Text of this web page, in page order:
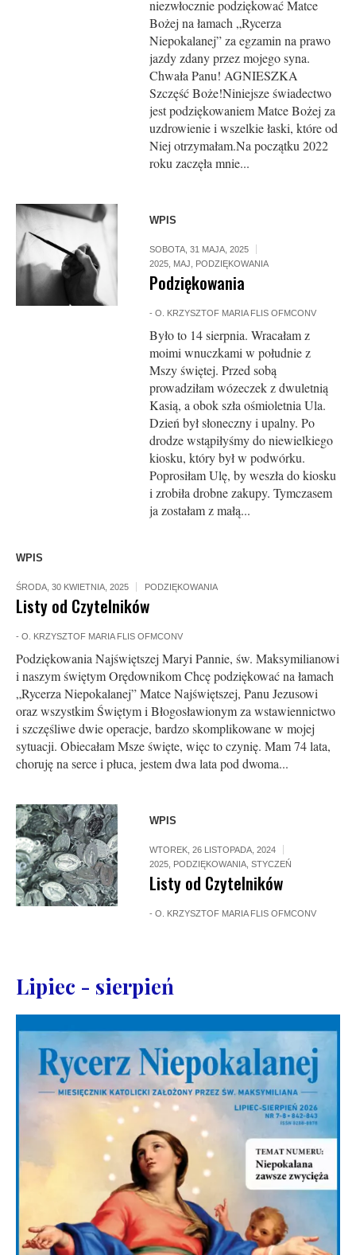
niezwłocznie podziękować Matce
Bożej na łamach „Rycerza
Niepokalanej” za egzamin na prawo
jazdy zdany przez mojego syna.
Chwała Panu! AGNIESZKA
Szczęść Boże!Niniejsze świadectwo
jest podziękowaniem Matce Bożej za
uzdrowienie i wszelkie łaski, które od
Niej otrzymałam.Na początku 2022
roku zaczęła mnie...
WPIS
SOBOTA, 31 MAJA, 2025
2025 MAJ PODZIĘKOWANIA
Podziękowania
-O. KRZYSZTOF MARIA FLIS OFMCONV
Było to 14 sierpnia. Wracałam z
moimi wnuczkami w południe z
Mszy świętej. Przed sobą
prowadziłam wózeczek z dwuletnią
Kasią, a obok szła ośmioletnia Ula.
Dzień był słoneczny i upalny. Po
drodze wstąpiłyśmy do niewielkiego
kiosku, który był w podwórku.
Poprosiłam Ulę, by weszła do kiosku
i zrobiła drobne zakupy. Tymczasem
ja zostałam z małą...
WPIS
ŚRODA, 30 KWIETNIA, 2025 PODZIĘKOWANIA
Listy od Czytelników
- O. KRZYSZTOF MARIA FLIS OFMCONV
Podziękowania Najświętszej Maryi Pannie, św. Maksymilianowi
i naszym świętym Orędownikom Chcę podziękować na łamach
„Rycerza Niepokalanej” Matce Najświętszej, Panu Jezusowi
oraz wszystkim Świętym i Błogosławionym za wstawiennictwo
i szczęśliwe dwie operacje, bardzo skomplikowane w mojej
sytuacji. Obiecałam Msze święte, więc to czynię. Mam 74 lata,
choruję na serce i płuca, jestem dwa lata pod dwoma...
WPIS
WTOREK, 26 LISTOPADA, 2024
2025 PODZIĘKOWANIA ,STYCZEŃ
Listy od Czytelników
-O. KRZYSZTOF MARIA FLIS OFMCONV
Lipiec - sierpień